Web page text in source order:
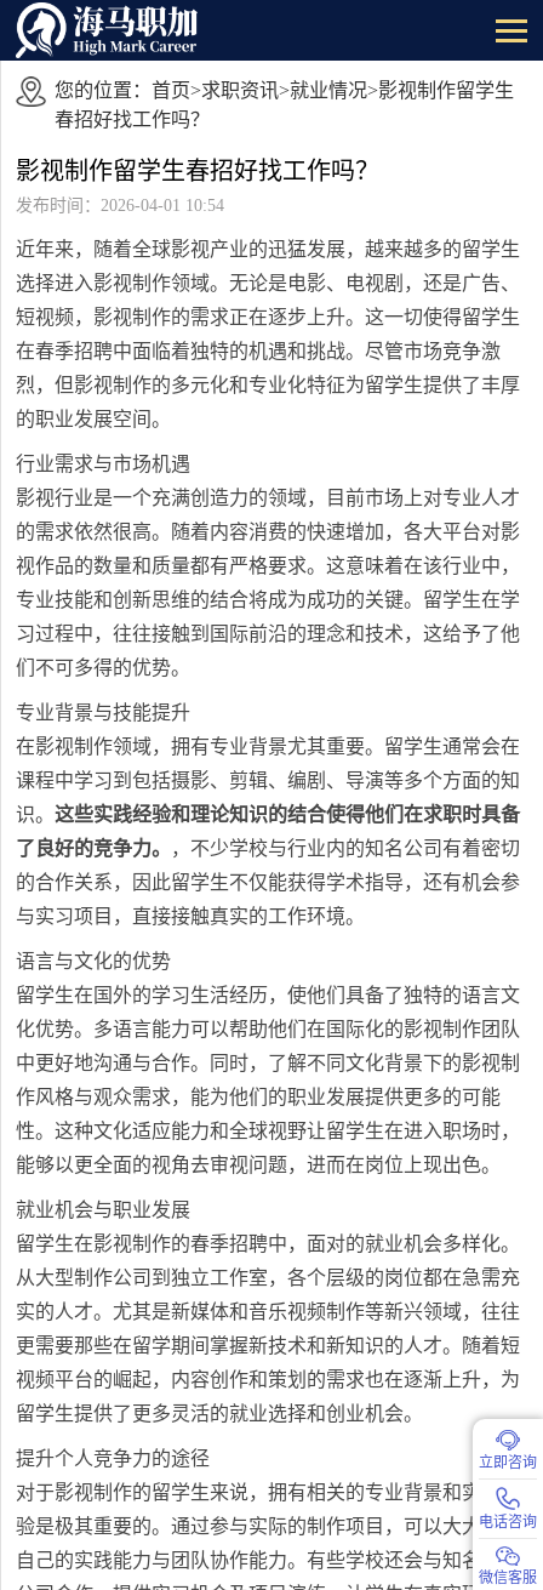
您的位置： 首页>求职资讯>就业情况>影视制作留学生
春招好找工作吗？
影视制作留学生春招好找工作吗？
发布时间：2026-04-01 10:54
近年来，随着全球影视产业的迅猛发展，越来越多的留学生
选择进入影视制作领域。无论是电影、电视剧，还是广告、
短视频，影视制作的需求正在逐步上升。这一切使得留学生
在春季招聘中面临着独特的机遇和挑战。尽管市场竞争激
烈，但影视制作的多元化和专业化特征为留学生提供了丰厚
的职业发展空间。
行业需求与市场机遇
影视行业是一个充满创造力的领域，目前市场上对专业人才
的需求依然很高。随着内容消费的快速增加，各大平台对影
视作品的数量和质量都有严格要求。这意味着在该行业中，
专业技能和创新思维的结合将成为成功的关键。留学生在学
习过程中，往往接触到国际前沿的理念和技术，这给予了他
们不可多得的优势。
专业背景与技能提升
在影视制作领域，拥有专业背景尤其重要。留学生通常会在
课程中学习到包括摄影、剪辑、编剧、导演等多个方面的知
识。这些实践经验和理论知识的结合使得他们在求职时具备
了良好的竞争力。 ，不少学校与行业内的知名公司有着密切
的合作关系，因此留学生不仅能获得学术指导，还有机会参
与实习项目，直接接触真实的工作环境。
语言与文化的优势
留学生在国外的学习生活经历，使他们具备了独特的语言文
化优势。多语言能力可以帮助他们在国际化的影视制作团队
中更好地沟通与合作。同时，了解不同文化背景下的影视制
作风格与观众需求，能为他们的职业发展提供更多的可能
性。这种文化适应能力和全球视野让留学生在进入职场时，
能够以更全面的视角去审视问题，进而在岗位上现出色。
就业机会与职业发展
留学生在影视制作的春季招聘中，面对的就业机会多样化。
从大型制作公司到独立工作室，各个层级的岗位都在急需充
实的人才。尤其是新媒体和音乐视频制作等新兴领域，往往
更需要那些在留学期间掌握新技术和新知识的人才。随着短
视频平台的崛起，内容创作和策划的需求也在逐渐上升，为
留学生提供了更多灵活的就业选择和创业机会。
提升个人竞争力的途径
对于影视制作的留学生来说，拥有相关的专业背景和实习经
验是极其重要的。通过参与实际的制作项目，可以大大提升
自己的实践能力与团队协作能力。有些学校还会与知名影视
立即咨询
电话咨询
微信客服